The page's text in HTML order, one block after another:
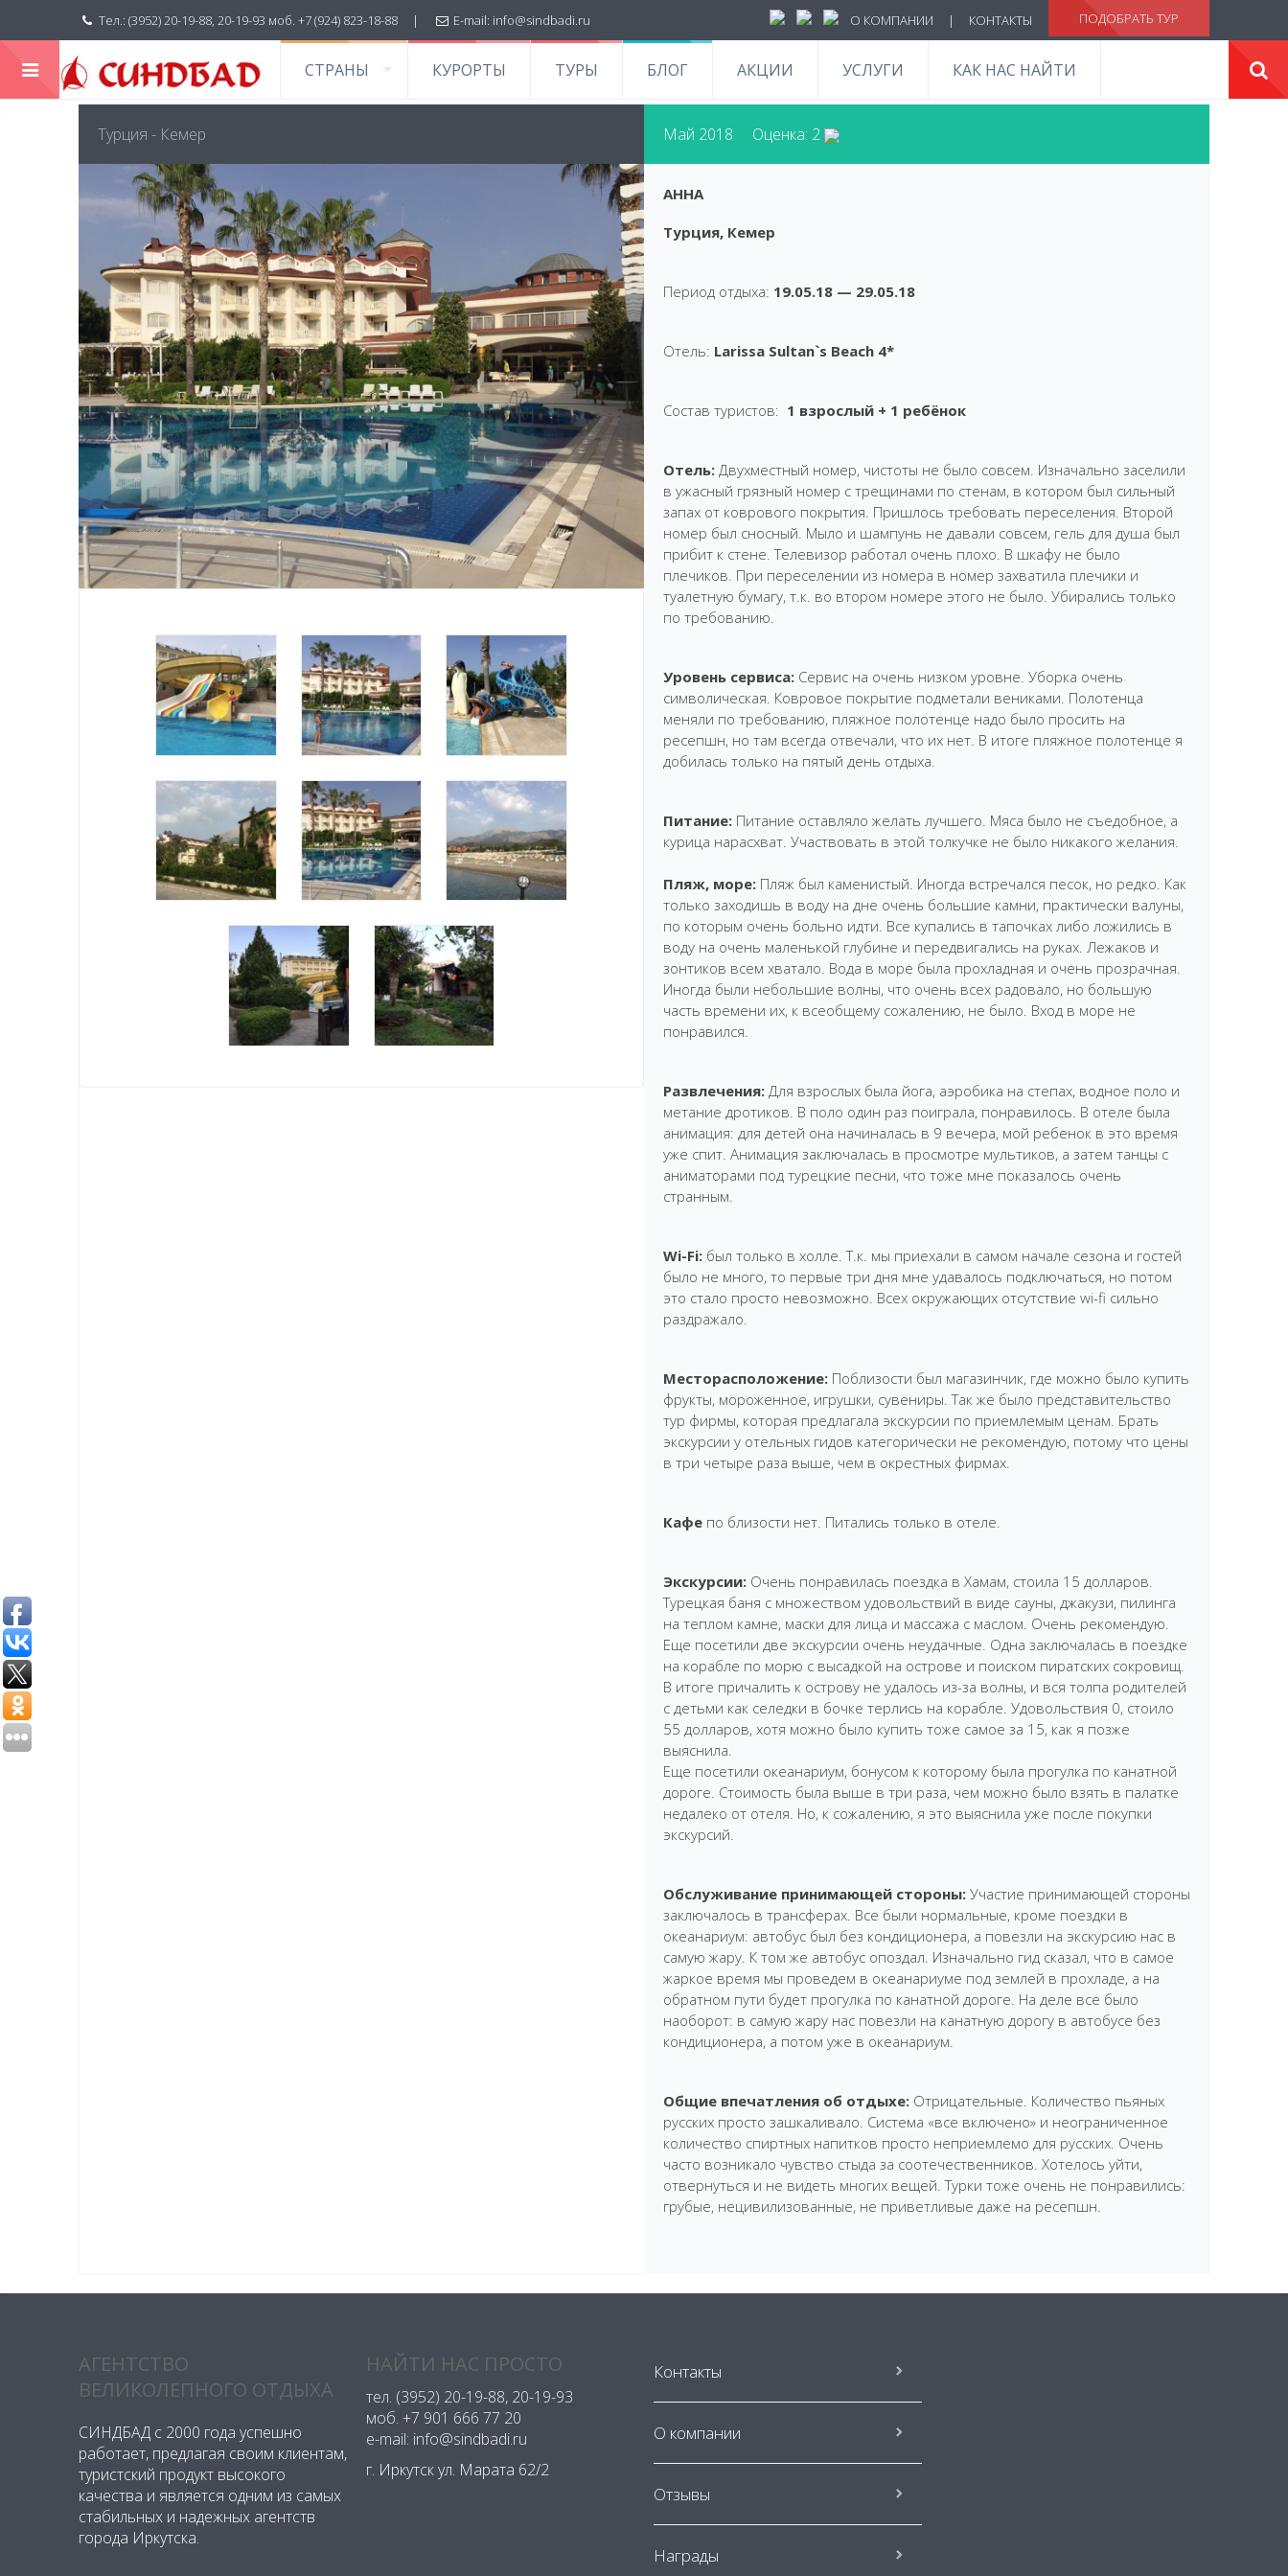
Тел.: (3952) 20-19-88, 20-19-93 моб. +7 (924) 823-18-88 | E-mail: info@sindbadi.ru О КОМПАНИИ | КОНТАКТЫ ПОДОБРАТЬ ТУР
СТРАНЫ КУРОРТЫ ТУРЫ БЛОГ АКЦИИ УСЛУГИ КАК НАС НАЙТИ
Главная»Отзывы»
Турция - Кемер Май 2018 Оценка: 2
АННА
Турция, Кемер
Период отдыха: 19.05.18 — 29.05.18
Отель: Larissa Sultan`s Beach 4*
Состав туристов: 1 взрослый + 1 ребёнок
Отель: Двухместный номер, чистоты не было совсем. Изначально заселили
в ужасный грязный номер с трещинами по стенам, в котором был сильный
запах от коврового покрытия. Пришлось требовать переселения. Второй
номер был сносный. Мыло и шампунь не давали совсем, гель для душа был
прибит к стене. Телевизор работал очень плохо. В шкафу не было
плечиков. При переселении из номера в номер захватила плечики и
туалетную бумагу, т.к. во втором номере этого не было. Убирались только
по требованию.
Уровень сервиса: Сервис на очень низком уровне. Уборка очень
символическая. Ковровое покрытие подметали вениками. Полотенца
меняли по требованию, пляжное полотенце надо было просить на
ресепшн, но там всегда отвечали, что их нет. В итоге пляжное полотенце я
добилась только на пятый день отдыха.
Питание: Питание оставляло желать лучшего. Мяса было не съедобное, а
курица нарасхват. Участвовать в этой толкучке не было никакого желания.
Пляж, море: Пляж был каменистый. Иногда встречался песок, но редко. Как
только заходишь в воду на дне очень большие камни, практически валуны,
по которым очень больно идти. Все купались в тапочках либо ложились в
воду на очень маленькой глубине и передвигались на руках. Лежаков и
зонтиков всем хватало. Вода в море была прохладная и очень прозрачная.
Иногда были небольшие волны, что очень всех радовало, но большую
часть времени их, к всеобщему сожалению, не было. Вход в море не
понравился.
Развлечения: Для взрослых была йога, аэробика на степах, водное поло и
метание дротиков. В поло один раз поиграла, понравилось. В отеле была
анимация: для детей она начиналась в 9 вечера, мой ребенок в это время
уже спит. Анимация заключалась в просмотре мультиков, а затем танцы с
аниматорами под турецкие песни, что тоже мне показалось очень
странным.
Wi-Fi: был только в холле. Т.к. мы приехали в самом начале сезона и гостей
было не много, то первые три дня мне удавалось подключаться, но потом
это стало просто невозможно. Всех окружающих отсутствие wi-fi сильно
раздражало.
Месторасположение: Поблизости был магазинчик, где можно было купить
фрукты, мороженное, игрушки, сувениры. Так же было представительство
тур фирмы, которая предлагала экскурсии по приемлемым ценам. Брать
экскурсии у отельных гидов категорически не рекомендую, потому что цены
в три четыре раза выше, чем в окрестных фирмах.
Кафе по близости нет. Питались только в отеле.
Экскурсии: Очень понравилась поездка в Хамам, стоила 15 долларов.
Турецкая баня с множеством удовольствий в виде сауны, джакузи, пилинга
на теплом камне, маски для лица и массажа с маслом. Очень рекомендую.
Еще посетили две экскурсии очень неудачные. Одна заключалась в поездке
на корабле по морю с высадкой на острове и поиском пиратских сокровищ.
В итоге причалить к острову не удалось из-за волны, и вся толпа родителей
с детьми как селедки в бочке терлись на корабле. Удовольствия 0, стоило
55 долларов, хотя можно было купить тоже самое за 15, как я позже
выяснила.
Еще посетили океанариум, бонусом к которому была прогулка по канатной
дороге. Стоимость была выше в три раза, чем можно было взять в палатке
недалеко от отеля. Но, к сожалению, я это выяснила уже после покупки
экскурсий.
Обслуживание принимающей стороны: Участие принимающей стороны
заключалось в трансферах. Все были нормальные, кроме поездки в
океанариум: автобус был без кондиционера, а повезли на экскурсию нас в
самую жару. К том же автобус опоздал. Изначально гид сказал, что в самое
жаркое время мы проведем в океанариуме под землей в прохладе, а на
обратном пути будет прогулка по канатной дороге. На деле все было
наоборот: в самую жару нас повезли на канатную дорогу в автобусе без
кондиционера, а потом уже в океанариум.
Общие впечатления об отдыхе: Отрицательные. Количество пьяных
русских просто зашкаливало. Система «все включено» и неограниченное
количество спиртных напитков просто неприемлемо для русских. Очень
часто возникало чувство стыда за соотечественников. Хотелось уйти,
отвернуться и не видеть многих вещей. Турки тоже очень не понравились:
грубые, нецивилизованные, не приветливые даже на ресепшн.
АГЕНТСТВО
ВЕЛИКОЛЕПНОГО ОТДЫХА
СИНДБАД с 2000 года успешно
работает, предлагая своим клиентам,
туристский продукт высокого
качества и является одним из самых
стабильных и надежных агентств
города Иркутска.
НАЙТИ НАС ПРОСТО
тел. (3952) 20-19-88, 20-19-93
моб. +7 901 666 77 20
e-mail: info@sindbadi.ru
г. Иркутск ул. Марата 62/2
Контакты
О компании
Отзывы
Награды